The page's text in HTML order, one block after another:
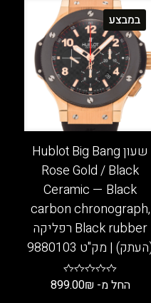
סוגים.
ניתן
לבחור
את
האפשרויות
בעמוד
המוצר
במבצע
שעון Hublot Big Bang
Rose Gold / Black
Ceramic — Black
carbon chronograph,
Black rubber רפליקה
| מק"ט 9880103
החל מ- 899.00₪